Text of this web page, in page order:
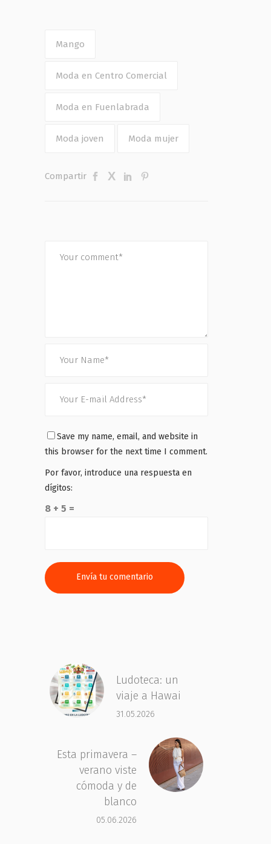
Mango
Moda en Centro Comercial
Moda en Fuenlabrada
Moda joven Moda mujer
Compartir
Save my name, email, and website in
this browser for the next time I comment.
Por favor, introduce una respuesta en
dígitos:
8 + 5 =
Ludoteca: un
viaje a Hawai
31.05.2026
Esta primavera –
verano viste
cómoda y de
blanco
05.06.2026